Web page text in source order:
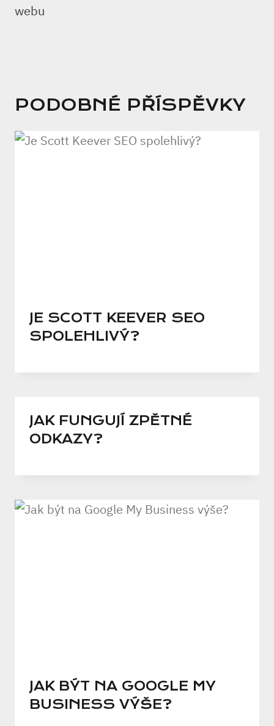
webu
PODOBNÉ PŘÍSPĚVKY
JE SCOTT KEEVER SEO
SPOLEHLIVÝ?
JAK FUNGUJÍ ZPĚTNÉ
ODKAZY?
JAK BÝT NA GOOGLE MY
BUSINESS VÝŠE?